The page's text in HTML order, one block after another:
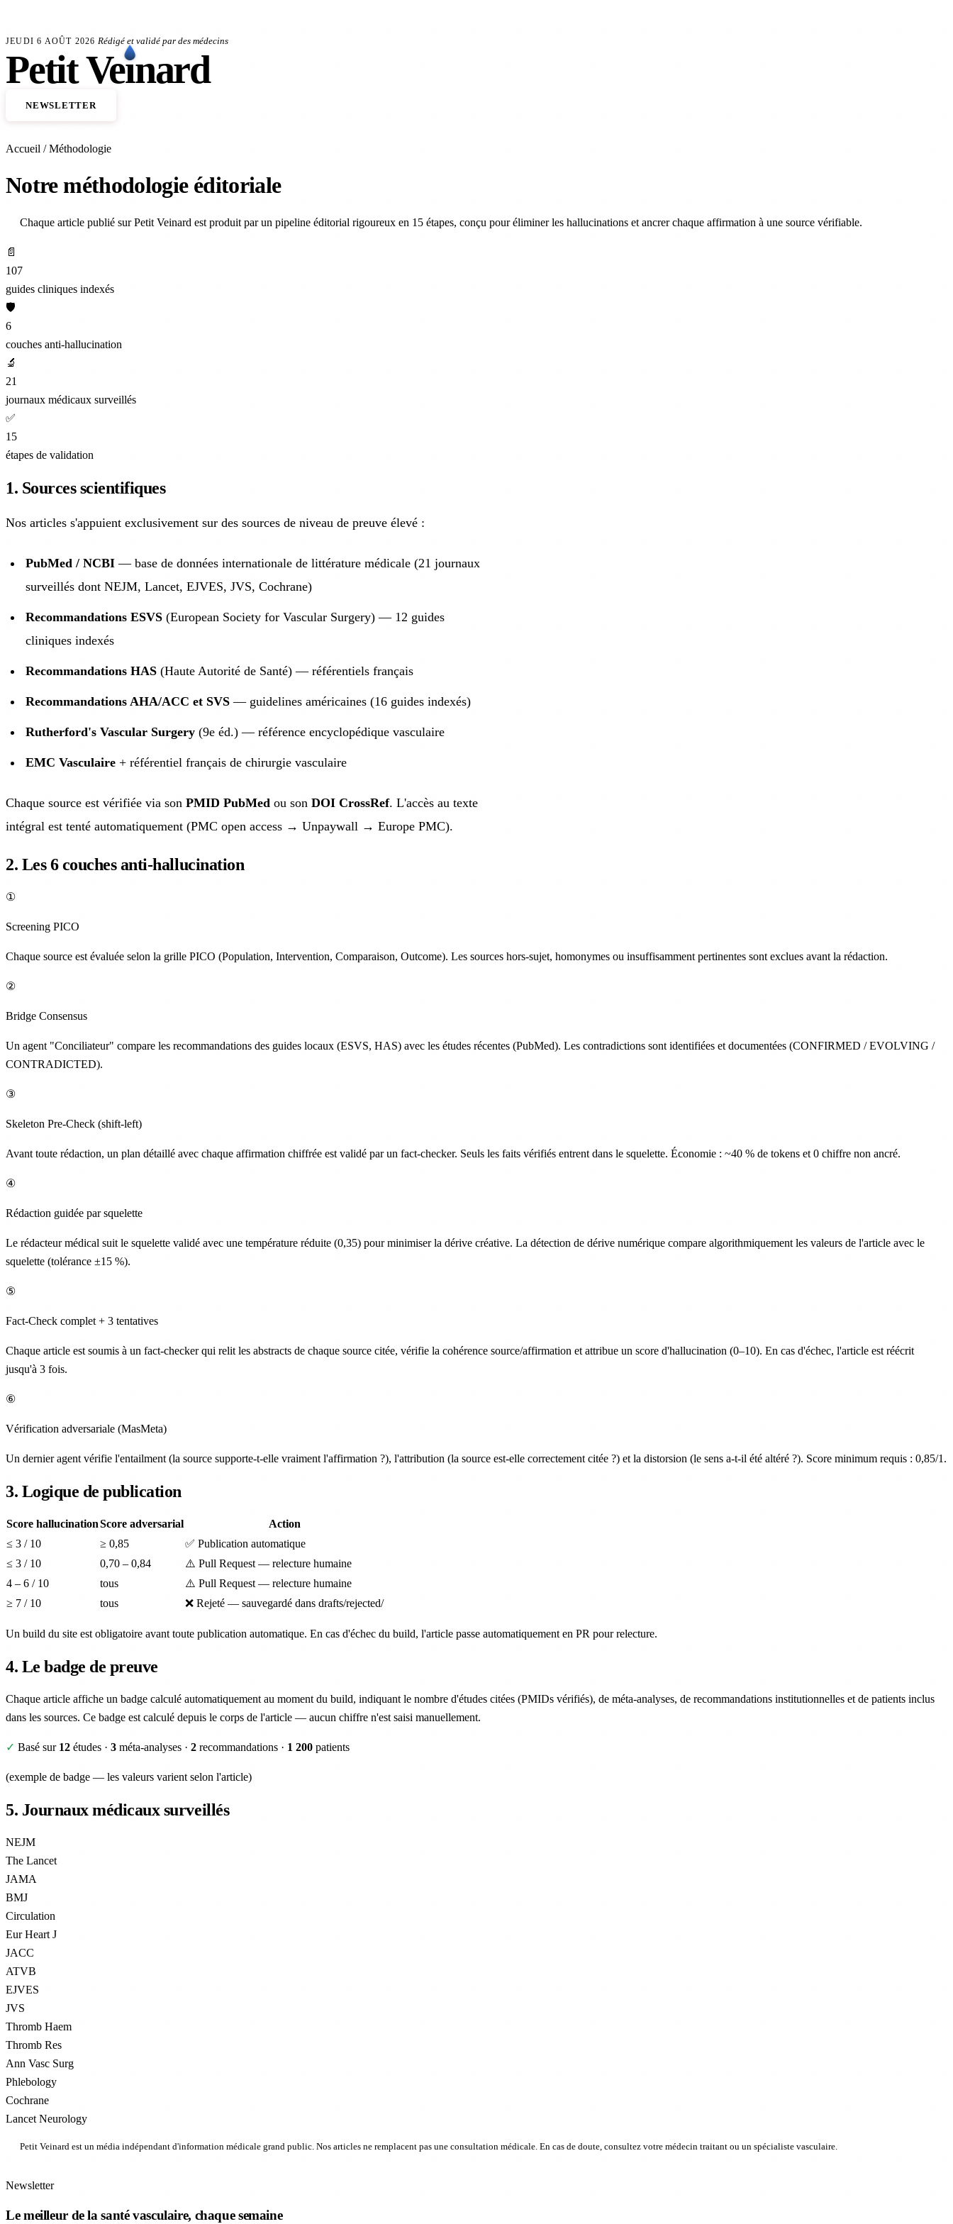
JEUDI 6 AOÛT 2026 Rédigé et validé par des médecins
PetitVeınard
NEWSLETTER
Accueil / Méthodologie
Notre méthodologie éditoriale
Chaque article publié sur Petit Veinard est produit par un pipeline éditorial rigoureux en 15 étapes, conçu pour éliminer les hallucinations et ancrer chaque affirmation à une source vérifiable.
📄
107
guides cliniques indexés
🛡️
6
couches anti-hallucination
🔬
21
journaux médicaux surveillés
✅
15
étapes de validation
1. Sources scientifiques
Nos articles s'appuient exclusivement sur des sources de niveau de preuve élevé :
PubMed / NCBI — base de données internationale de littérature médicale (21 journaux
surveillés dont NEJM, Lancet, EJVES, JVS, Cochrane)
Recommandations ESVS (European Society for Vascular Surgery) — 12 guides
cliniques indexés
Recommandations HAS (Haute Autorité de Santé) — référentiels français
Recommandations AHA/ACC et SVS — guidelines américaines (16 guides indexés)
Rutherford's Vascular Surgery (9e éd.) — référence encyclopédique vasculaire
EMC Vasculaire + référentiel français de chirurgie vasculaire
Chaque source est vérifiée via son PMID PubMed ou son DOI CrossRef. L'accès au texte
intégral est tenté automatiquement (PMC open access → Unpaywall → Europe PMC).
2. Les 6 couches anti-hallucination
①
Screening PICO
Chaque source est évaluée selon la grille PICO (Population, Intervention, Comparaison, Outcome). Les sources hors-sujet, homonymes ou insuffisamment pertinentes sont exclues avant la rédaction.
②
Bridge Consensus
Un agent "Conciliateur" compare les recommandations des guides locaux (ESVS, HAS) avec les études récentes (PubMed). Les contradictions sont identifiées et documentées (CONFIRMED / EVOLVING /
CONTRADICTED).
③
Skeleton Pre-Check (shift-left)
Avant toute rédaction, un plan détaillé avec chaque affirmation chiffrée est validé par un fact-checker. Seuls les faits vérifiés entrent dans le squelette. Économie : ~40 % de tokens et 0 chiffre non ancré.
④
Rédaction guidée par squelette
Le rédacteur médical suit le squelette validé avec une température réduite (0,35) pour minimiser la dérive créative. La détection de dérive numérique compare algorithmiquement les valeurs de l'article avec le
squelette (tolérance ±15 %).
⑤
Fact-Check complet + 3 tentatives
Chaque article est soumis à un fact-checker qui relit les abstracts de chaque source citée, vérifie la cohérence source/affirmation et attribue un score d'hallucination (0–10). En cas d'échec, l'article est réécrit
jusqu'à 3 fois.
⑥
Vérification adversariale (MasMeta)
Un dernier agent vérifie l'entailment (la source supporte-t-elle vraiment l'affirmation ?), l'attribution (la source est-elle correctement citée ?) et la distorsion (le sens a-t-il été altéré ?). Score minimum requis : 0,85/1.
3. Logique de publication
Score hallucinationScore adversarial
Action
≤ 3 / 10
≥ 0,85
✅ Publication automatique
≤ 3 / 10
0,70 – 0,84
⚠️ Pull Request — relecture humaine
4 – 6 / 10
tous
⚠️ Pull Request — relecture humaine
≥ 7 / 10
tous ❌ Rejeté — sauvegardé dans drafts/rejected/
Un build du site est obligatoire avant toute publication automatique. En cas d'échec du build, l'article passe automatiquement en PR pour relecture.
4. Le badge de preuve
Chaque article affiche un badge calculé automatiquement au moment du build, indiquant le nombre d'études citées (PMIDs vérifiés), de méta-analyses, de recommandations institutionnelles et de patients inclus
dans les sources. Ce badge est calculé depuis le corps de l'article — aucun chiffre n'est saisi manuellement.
✓ Basé sur 12 études · 3 méta-analyses · 2 recommandations · 1 200 patients
(exemple de badge — les valeurs varient selon l'article)
5. Journaux médicaux surveillés
NEJM
The Lancet
JAMA
BMJ
Circulation
Eur Heart J
JACC
ATVB
EJVES
JVS
Thromb Haem
Thromb Res
Ann Vasc Surg
Phlebology
Cochrane
Lancet Neurology
Petit Veinard est un média indépendant d'information médicale grand public. Nos articles ne remplacent pas une consultation médicale. En cas de doute, consultez votre médecin traitant ou un spécialiste vasculaire.
Newsletter
Le meilleur de la santé vasculaire, chaque semaine